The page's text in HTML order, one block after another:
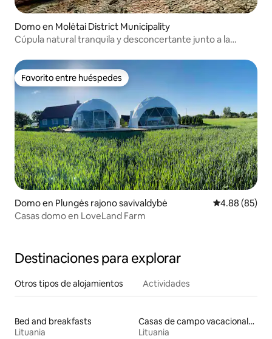
Domo en Molėtai District Municipality
Cúpula natural tranquila y desconcertante junto a la
Favorito entre huéspedes
Favorito entre huéspedes
Domo en Plungės rajono savivaldybė Calificación
4.88 (85)
Casas domo en LoveLand Farm
Destinaciones para explorar
Otros tipos de alojamientos Actividades
Bed and breakfasts
Lituania
Casas de campo vacacionales
Lituania